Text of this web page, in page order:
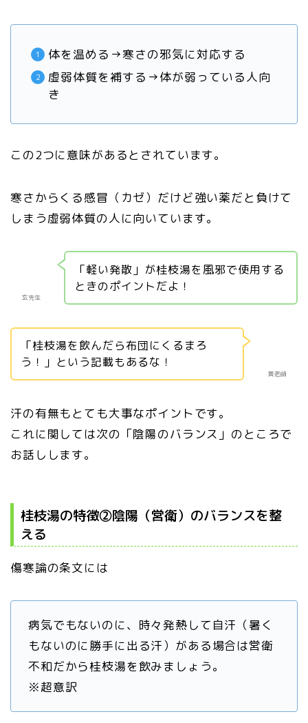
体を温める→寒さの邪気に対応する
虚弱体質を補する→体が弱っている人向
き
この2つに意味があるとされています。
寒さからくる感冒（カゼ）だけど強い薬だと負けて
しまう虚弱体質の人に向いています。
玄先生
「軽い発散」が桂枝湯を風邪で使用する
ときのポイントだよ！
黄老師
「桂枝湯を飲んだら布団にくるまろ
う！」という記載もあるな！
汗の有無もとても大事なポイントです。
これに関しては次の「陰陽のバランス」のところで
お話しします。
桂枝湯の特徴②陰陽（営衛）のバランスを整
える
傷寒論の条文には
病気でもないのに、時々発熱して自汗（暑く
もないのに勝手に出る汗）がある場合は営衛
不和だから桂枝湯を飲みましょう。
※超意訳